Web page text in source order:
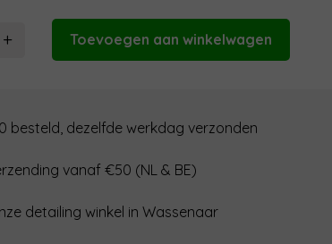
+ Toevoegen aan winkelwagen
besteld, dezelfde werkdag verzonden
vanaf €50 (NL & BE)
detailing winkel in Wassenaar